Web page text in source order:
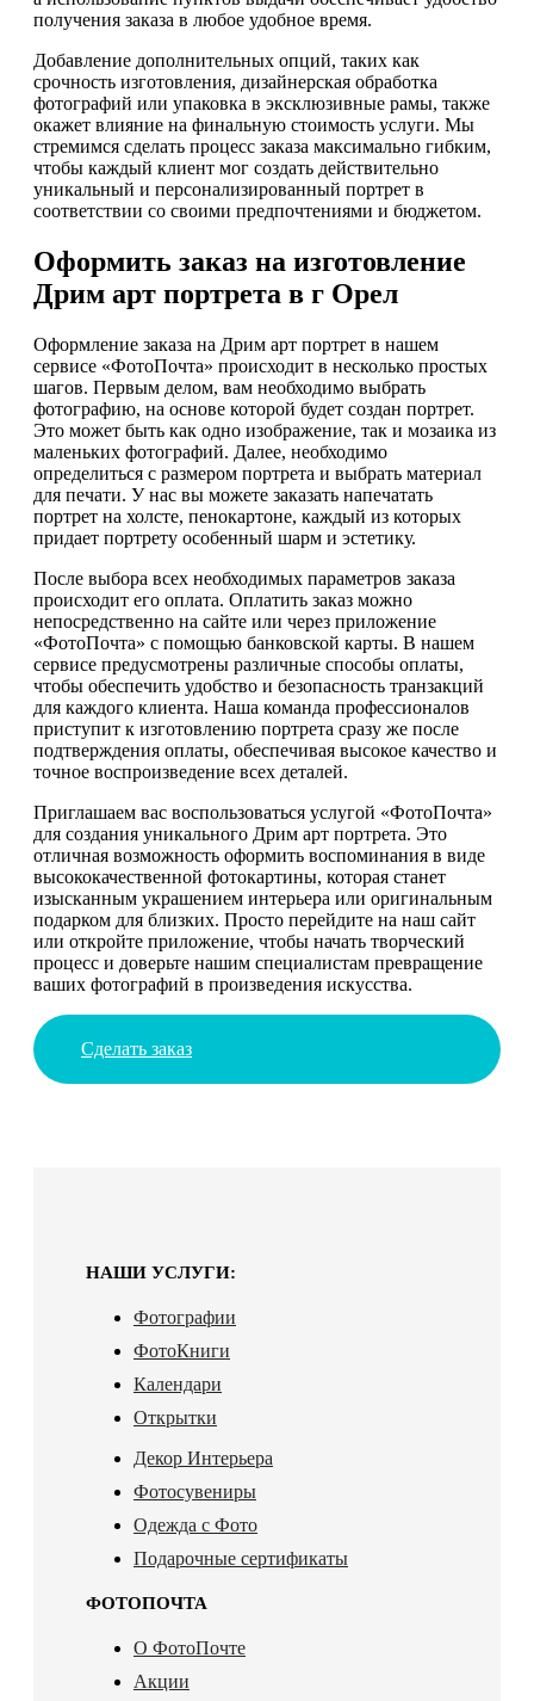
получения заказа в любое удобное время.
Добавление дополнительных опций, таких как
срочность изготовления, дизайнерская обработка
фотографий или упаковка в эксклюзивные рамы, также
окажет влияние на финальную стоимость услуги. Мы
стремимся сделать процесс заказа максимально гибким,
чтобы каждый клиент мог создать действительно
уникальный и персонализированный портрет в
соответствии со своими предпочтениями и бюджетом.
Оформить заказ на изготовление
Дрим арт портрета в г Орел
Оформление заказа на Дрим арт портрет в нашем
сервисе «ФотоПочта» происходит в несколько простых
шагов. Первым делом, вам необходимо выбрать
фотографию, на основе которой будет создан портрет.
Это может быть как одно изображение, так и мозаика из
маленьких фотографий. Далее, необходимо
определиться с размером портрета и выбрать материал
для печати. У нас вы можете заказать напечатать
портрет на холсте, пенокартоне, каждый из которых
придает портрету особенный шарм и эстетику.
После выбора всех необходимых параметров заказа
происходит его оплата. Оплатить заказ можно
непосредственно на сайте или через приложение
«ФотоПочта» с помощью банковской карты. В нашем
сервисе предусмотрены различные способы оплаты,
чтобы обеспечить удобство и безопасность транзакций
для каждого клиента. Наша команда профессионалов
приступит к изготовлению портрета сразу же после
подтверждения оплаты, обеспечивая высокое качество и
точное воспроизведение всех деталей.
Приглашаем вас воспользоваться услугой «ФотоПочта»
для создания уникального Дрим арт портрета. Это
отличная возможность оформить воспоминания в виде
высококачественной фотокартины, которая станет
изысканным украшением интерьера или оригинальным
подарком для близких. Просто перейдите на наш сайт
или откройте приложение, чтобы начать творческий
процесс и доверьте нашим специалистам превращение
ваших фотографий в произведения искусства.
Сделать заказ
НАШИ УСЛУГИ:
Фотографии
ФотоКниги
Календари
Открытки
Декор Интерьера
Фотосувениры
Одежда с Фото
Подарочные сертификаты
ФОТОПОЧТА
О ФотоПочте
Акции